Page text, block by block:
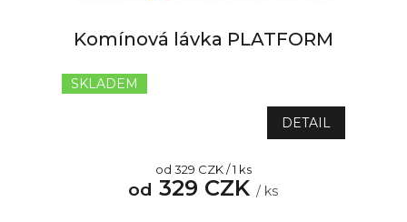
Komínová lávka PLATFORM
hodnocení
z
5
SKLADEM
od 329 CZK/ ks
Měrná
cena:
od 329 CZK / 1 ks
DETAIL